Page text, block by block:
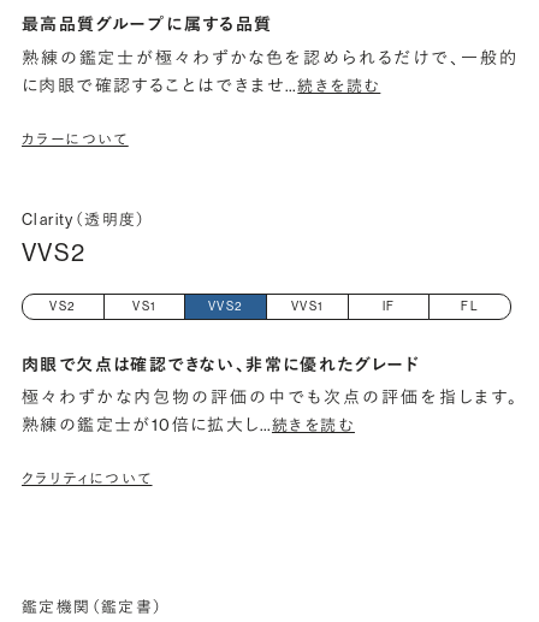
最高品質グループに属する品質
熟練の鑑定士が極々わずかな色を認められるだけで、一般的
に肉眼で確認することはできませ…続きを読む
カラーについて
Clarity（透明度）
VVS2
VS2 VS1 VVS2 VVS1 IF FL
肉眼で欠点は確認できない、非常に優れたグレード
極々わずかな内包物の評価の中でも次点の評価を指します。
熟練の鑑定士が10倍に拡大し…続きを読む
クラリティについて
鑑定機関（鑑定書）